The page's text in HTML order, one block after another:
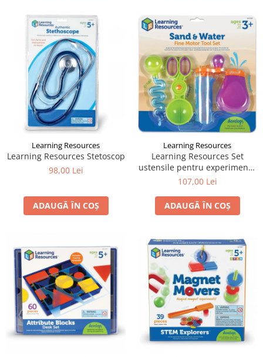
Learning Resources
Learning Resources Stetoscop
98,00 Lei
ADAUGĂ ÎN COȘ
Learning Resources
Learning Resources Set
ustensile pentru experimente
- Apă și Nisip
107,00 Lei
ADAUGĂ ÎN COȘ